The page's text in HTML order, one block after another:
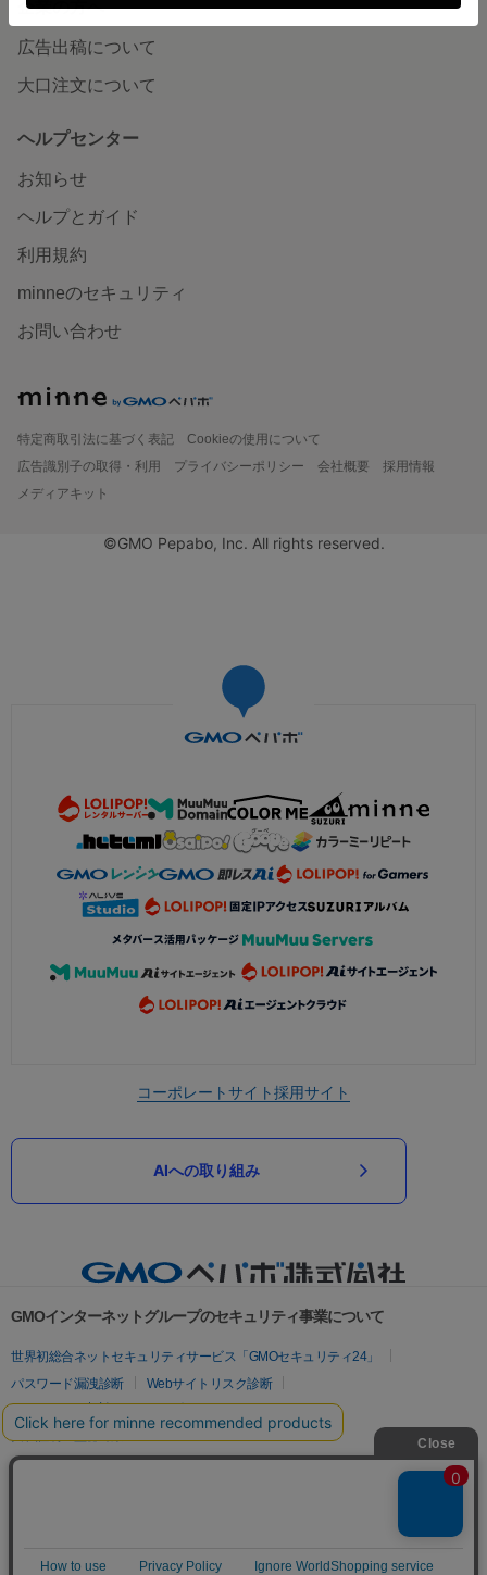
企業の方へ
広告出稿について
大口注文について
ヘルプセンター
お知らせ
ヘルプとガイド
利用規約
minneのセキュリティ
お問い合わせ
特定商取引法に基づく表記
Cookieの使用について
広告識別子の取得・利用
プライバシーポリシー 会社概要
採用情報
メディアキット
©GMO Pepabo, Inc. All rights reserved.
コーポレートサイト採用サイト
AIへの取り組み
GMOインターネットグループのセキュリティ事業について
世界初総合ネットセキュリティサービス「GMOセキュリティ24」
パスワード漏洩診断
Webサイトリスク診断
セキュリティ相談AIチャットボット
実在証明・盗聴対策
サイバー攻撃対策（GMOサイバーセキュリティ byイエラエ）